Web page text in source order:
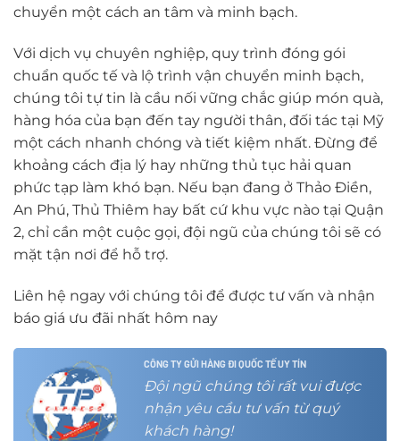
chuyển một cách an tâm và minh bạch.
Với dịch vụ chuyên nghiệp, quy trình đóng gói
chuẩn quốc tế và lộ trình vận chuyển minh bạch,
chúng tôi tự tin là cầu nối vững chắc giúp món quà,
hàng hóa của bạn đến tay người thân, đối tác tại Mỹ
một cách nhanh chóng và tiết kiệm nhất. Đừng để
khoảng cách địa lý hay những thủ tục hải quan
phức tạp làm khó bạn. Nếu bạn đang ở Thảo Điền,
An Phú, Thủ Thiêm hay bất cứ khu vực nào tại Quận
2, chỉ cần một cuộc gọi, đội ngũ của chúng tôi sẽ có
mặt tận nơi để hỗ trợ.
Liên hệ ngay với chúng tôi để được tư vấn và nhận
báo giá ưu đãi nhất hôm nay
CÔNG TY GỬI HÀNG ĐI QUỐC TẾ UY TÍN
Đội ngũ chúng tôi rất vui được
nhận yêu cầu tư vấn từ quý
khách hàng!